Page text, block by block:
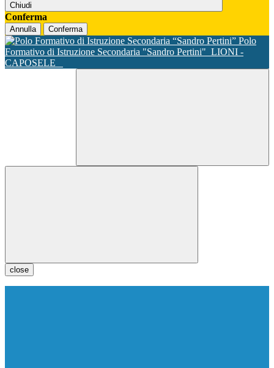
Chiudi
Conferma
Annulla Conferma
Polo
Formativo di Istruzione Secondaria "Sandro Pertini" LIONI -
CAPOSELE
close